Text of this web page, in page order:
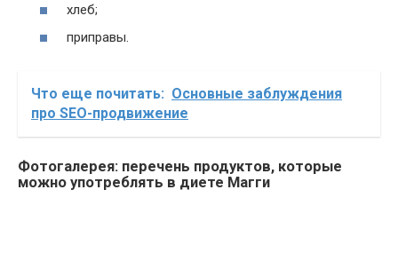
хлеб;
приправы.
Что еще почитать: Основные заблуждения
про SEO-продвижение
Фотогалерея: перечень продуктов, которые
можно употреблять в диете Магги